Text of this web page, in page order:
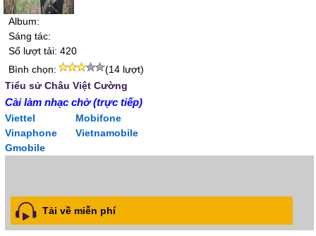
Album:
Sáng tác:
Số lượt tải: 420
Bình chọn:
(14 lượt)
Tiểu sử Châu Việt Cường
Cài làm nhạc chờ (trực tiếp)
Viettel
Mobifone
Vinaphone
Vietnamobile
Gmobile
Tải về miễn phí